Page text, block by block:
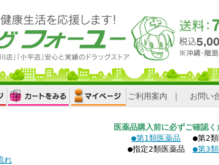
ご利用案内 ｜ お問い
医薬品購入前に必ずご確認く
●第1類医薬品
●第2類
●指定2類医薬品
●第3
れ